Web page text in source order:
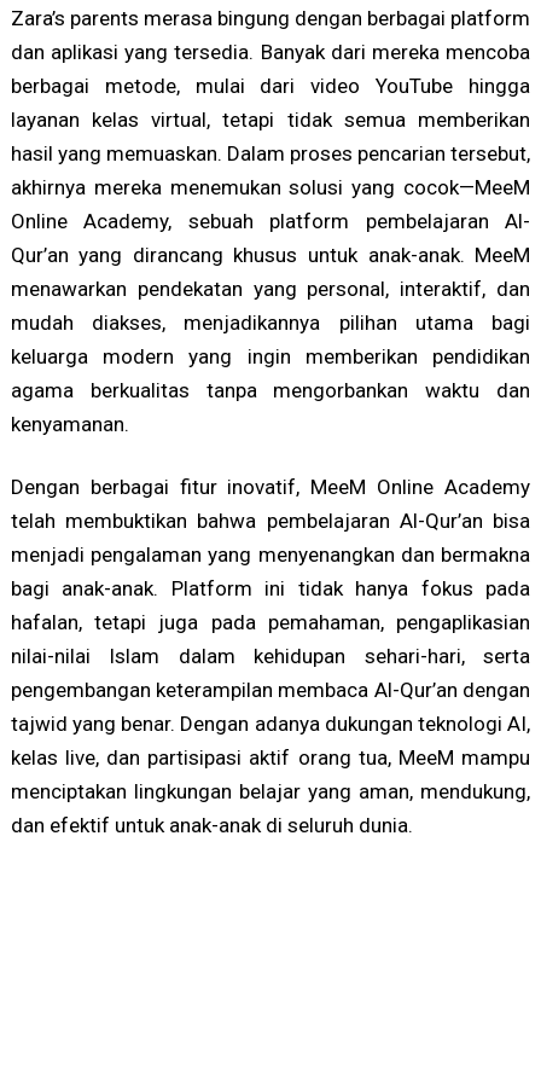
Zara’s parents merasa bingung dengan berbagai platform
dan aplikasi yang tersedia. Banyak dari mereka mencoba
berbagai metode, mulai dari video YouTube hingga
layanan kelas virtual, tetapi tidak semua memberikan
hasil yang memuaskan. Dalam proses pencarian tersebut,
akhirnya mereka menemukan solusi yang cocok—MeeM
Online Academy, sebuah platform pembelajaran Al-
Qur’an yang dirancang khusus untuk anak-anak. MeeM
menawarkan pendekatan yang personal, interaktif, dan
mudah diakses, menjadikannya pilihan utama bagi
keluarga modern yang ingin memberikan pendidikan
agama berkualitas tanpa mengorbankan waktu dan
kenyamanan.
Dengan berbagai fitur inovatif, MeeM Online Academy
telah membuktikan bahwa pembelajaran Al-Qur’an bisa
menjadi pengalaman yang menyenangkan dan bermakna
bagi anak-anak. Platform ini tidak hanya fokus pada
hafalan, tetapi juga pada pemahaman, pengaplikasian
nilai-nilai Islam dalam kehidupan sehari-hari, serta
pengembangan keterampilan membaca Al-Qur’an dengan
tajwid yang benar. Dengan adanya dukungan teknologi AI,
kelas live, dan partisipasi aktif orang tua, MeeM mampu
menciptakan lingkungan belajar yang aman, mendukung,
dan efektif untuk anak-anak di seluruh dunia.